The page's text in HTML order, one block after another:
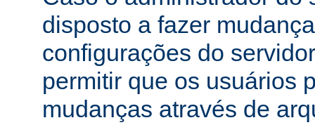
disposto a fazer
configurações do
permitir que os usuários
mudanças através de